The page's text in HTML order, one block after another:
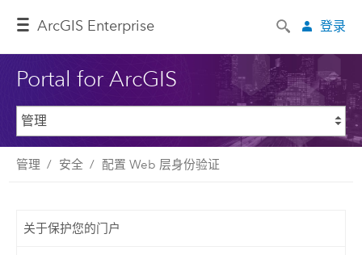
ArcGIS Enterprise 登录
Portal for ArcGIS
管理 安全 配置 Web 层身份验证
关于保护您的门户